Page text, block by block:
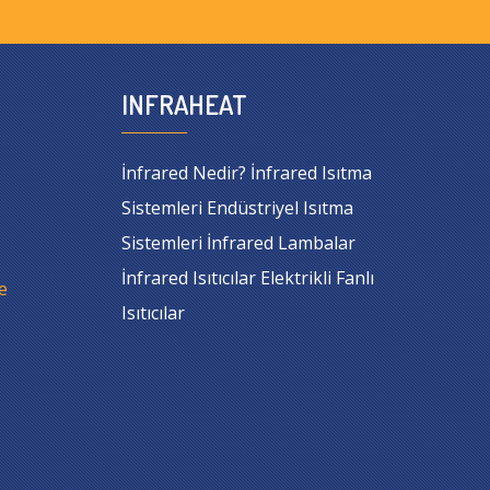
INFRAHEAT
İnfrared Nedir? İnfrared Isıtma
Sistemleri Endüstriyel Isıtma
Sistemleri İnfrared Lambalar
İnfrared Isıtıcılar Elektrikli Fanlı
Isıtıcılar